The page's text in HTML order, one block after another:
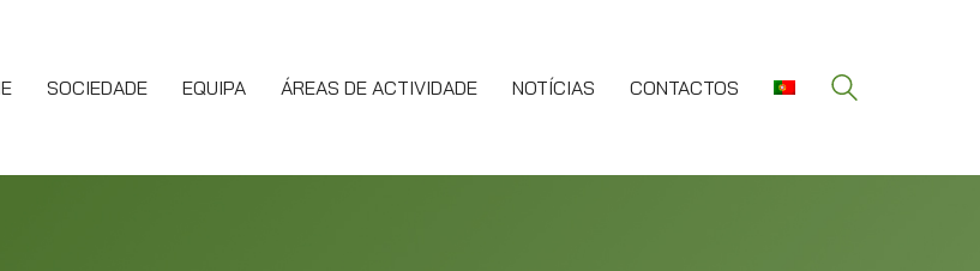
SOCIEDADE EQUIPA ÁREAS DE ACTIVIDADE NOTÍCIAS CONTACTOS